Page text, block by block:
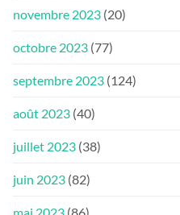
novembre 2023 (20)
octobre 2023 (77)
septembre 2023 (124)
août 2023 (40)
juillet 2023 (38)
juin 2023 (82)
mai 2023 (86)